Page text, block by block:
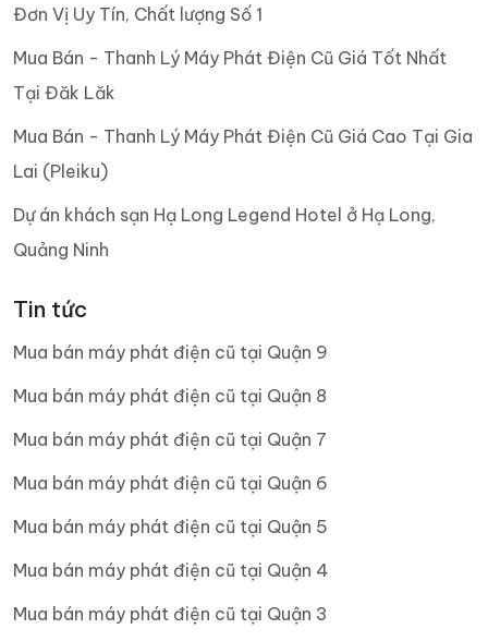
Đơn Vị Uy Tín, Chất lượng Số 1
Mua Bán - Thanh Lý Máy Phát Điện Cũ Giá Tốt Nhất
Tại Đăk Lăk
Mua Bán - Thanh Lý Máy Phát Điện Cũ Giá Cao Tại Gia
Lai (Pleiku)
Dự án khách sạn Hạ Long Legend Hotel ở Hạ Long,
Quảng Ninh
Tin tức
Mua bán máy phát điện cũ tại Quận 9
Mua bán máy phát điện cũ tại Quận 8
Mua bán máy phát điện cũ tại Quận 7
Mua bán máy phát điện cũ tại Quận 6
Mua bán máy phát điện cũ tại Quận 5
Mua bán máy phát điện cũ tại Quận 4
Mua bán máy phát điện cũ tại Quận 3